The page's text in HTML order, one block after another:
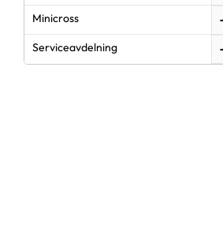
Minicross
Serviceavdelning